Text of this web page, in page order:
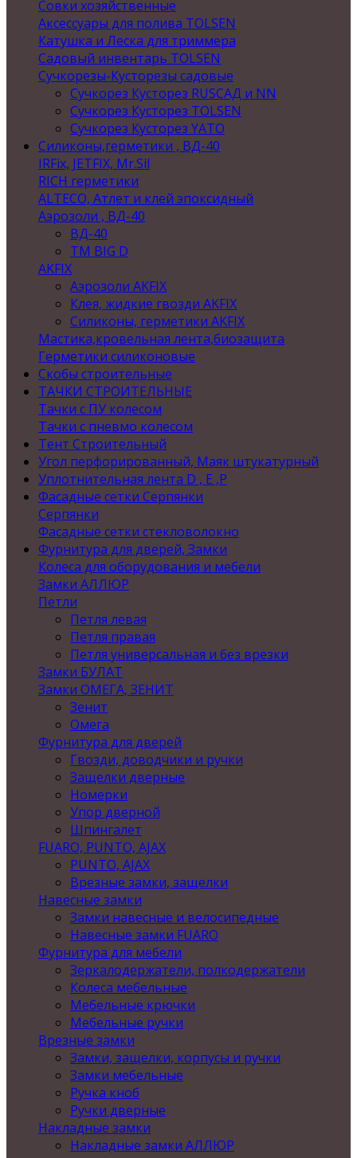
Совки хозяйственные
Аксессуары для полива TOLSEN
Катушка и Леска для триммера
Садовый инвентарь TOLSEN
Сучкорезы-Кусторезы садовые
Сучкорез Кусторез RUSСАД и NN
Сучкорез Кусторез TOLSEN
Сучкорез Кусторез YATO
Силиконы,герметики , ВД-40
IRFix, JETFIX, Mr.Sil
RICH герметики
ALTECO, Атлет и клей эпоксидный
Аэрозоли , ВД-40
ВД-40
TM BIG D
AKFIX
Аэрозоли AKFIX
Клея, жидкие гвозди AKFIX
Силиконы, герметики AKFIX
Мастика,кровельная лента,биозащита
Герметики силиконовые
Скобы строительные
ТАЧКИ СТРОИТЕЛЬНЫЕ
Тачки с ПУ колесом
Тачки с пневмо колесом
Тент Строительный
Угол перфорированный, Маяк штукатурный
Уплотнительная лента D , Е ,P
Фасадные сетки Серпянки
Серпянки
Фасадные сетки стекловолокно
Фурнитура для дверей, Замки
Колеса для оборудования и мебели
Замки АЛЛЮР
Петли
Петля левая
Петля правая
Петля универсальная и без врезки
Замки БУЛАТ
Замки ОМЕГА, ЗЕНИТ
Зенит
Омега
Фурнитура для дверей
Гвозди, доводчики и ручки
Защелки дверные
Номерки
Упор дверной
Шпингалет
FUARO, PUNTO, AJAX
PUNTO, AJAX
Врезные замки, защелки
Навесные замки
Замки навесные и велосипедные
Навесные замки FUARO
Фурнитура для мебели
Зеркалодержатели, полкодержатели
Колеса мебельные
Мебельные крючки
Мебельные ручки
Врезные замки
Замки, защелки, корпусы и ручки
Замки мебельные
Ручка кноб
Ручки дверные
Накладные замки
Накладные замки АЛЛЮР